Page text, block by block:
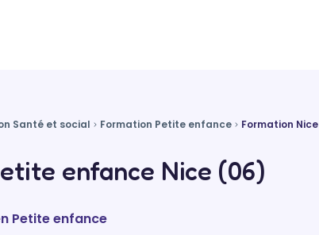
Santé et social Formation Petite enfance Formation Nice
enfance Nice (06)
Petite enfance